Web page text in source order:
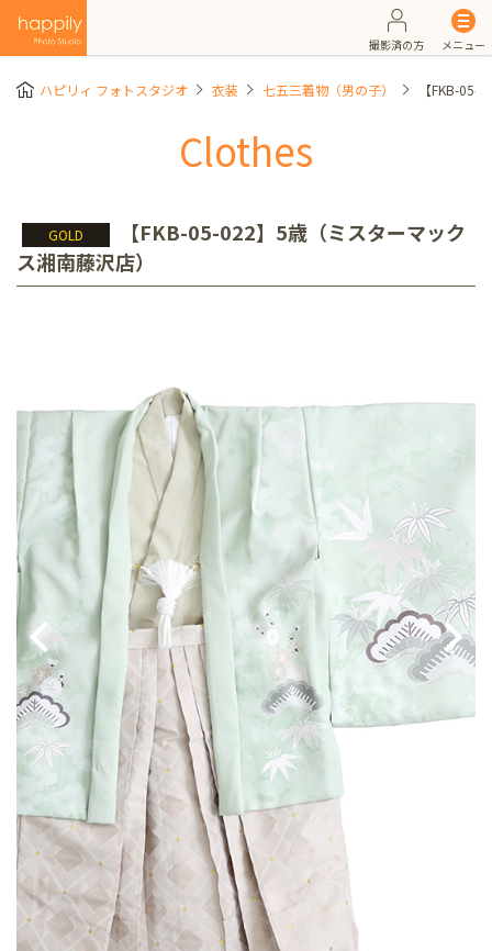
撮影済の方 メニュー
ハピリィ フォトスタジオ 衣装 七五三着物（男の子） 【FKB-05-
Clothes
GOLD
【FKB-05-022】5歳（ミスターマック
ス湘南藤沢店）